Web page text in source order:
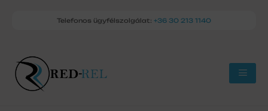
Telefonos ügyfélszolgálat: +36 30 213 1140